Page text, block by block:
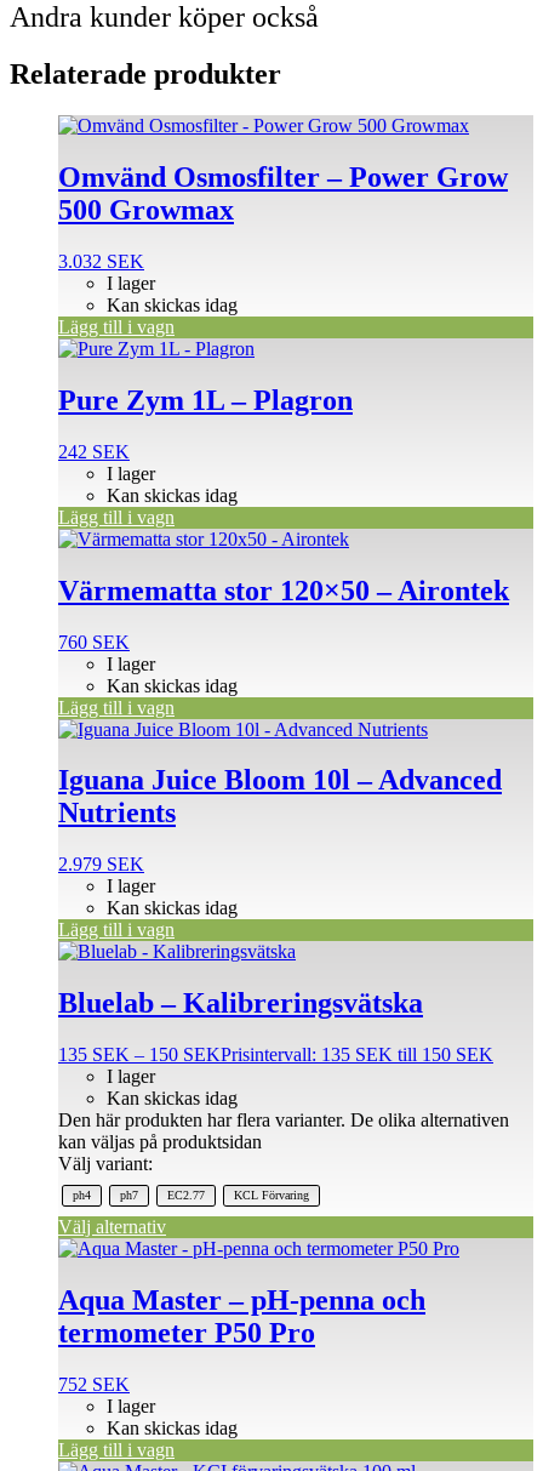
Andra kunder köper också
Relaterade produkter
Omvänd Osmosfilter – Power Grow
500 Growmax
3.032 SEK
I lager
Kan skickas idag
Lägg till i vagn
Pure Zym 1L – Plagron
242 SEK
I lager
Kan skickas idag
Lägg till i vagn
Värmematta stor 120×50 – Airontek
760 SEK
I lager
Kan skickas idag
Lägg till i vagn
Iguana Juice Bloom 10l – Advanced
Nutrients
2.979 SEK
I lager
Kan skickas idag
Lägg till i vagn
Bluelab – Kalibreringsvätska
135 SEK – 150 SEKPrisintervall: 135 SEK till 150 SEK
ph4 ph7 EC2.77 KCL Förvaring
I lager
Kan skickas idag
Välj variant:
Välj alternativ
Den här produkten har flera varianter. De olika alternativen
kan väljas på produktsidan
Aqua Master – pH-penna och
termometer P50 Pro
752 SEK
I lager
Kan skickas idag
Lägg till i vagn